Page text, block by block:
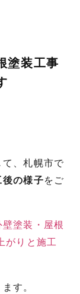
塗装工事
て、札幌市で
後の様子をご
塗装・屋根
がりと施工
す。